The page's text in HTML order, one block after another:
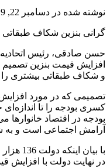
نوشته شده در دسامبر 22, 2019
گرانی بنزین شکاف طبقاتی
حسن صادقی، رئیس
افزایش قیمت بنزین
و شکاف طبقاتی بیشتری
تصمیمی که در مورد
کسری بودجه را تا
بودجه در اقتصاد خانوارها
آرامش اجتماعی است و
با